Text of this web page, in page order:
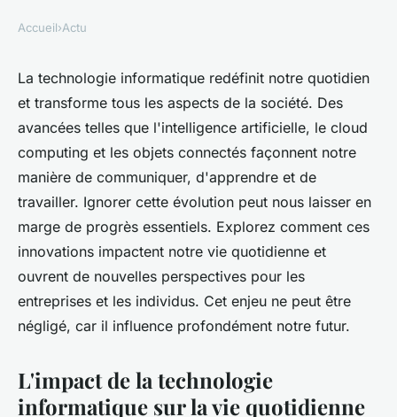
Comment la technologie
informatique transforme la
société que vous ne pouvez pas
ignorer
Théo•9 octobre 2024•10 min de lecture
Accueil›Actu
La technologie informatique redéfinit notre quotidien
et transforme tous les aspects de la société. Des
avancées telles que l'intelligence artificielle, le cloud
computing et les objets connectés façonnent notre
manière de communiquer, d'apprendre et de
travailler. Ignorer cette évolution peut nous laisser en
marge de progrès essentiels. Explorez comment ces
innovations impactent notre vie quotidienne et
ouvrent de nouvelles perspectives pour les
entreprises et les individus. Cet enjeu ne peut être
négligé, car il influence profondément notre futur.
L'impact de la technologie
informatique sur la vie quotidienne